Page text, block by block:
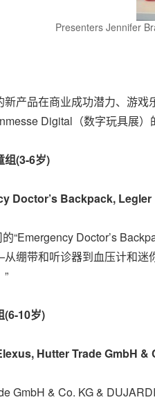
Presenters Jennifer
新产品在商业成功潜力、游
Digital（数字玩具展）
组(3-6岁)
Doctor’s Backpack, Legler
“Emergency Doctor’s
绷带和听诊器到血压计和迷
(6-10岁)
, Hutter TradeGmbH &
GmbH & Co. KG &